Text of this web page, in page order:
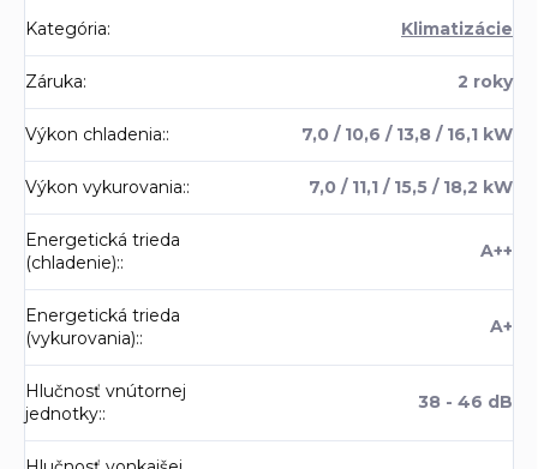
Kategória: Klimatizácie
Záruka: 2 roky
Výkon chladenia:: 7,0 / 10,6 / 13,8 / 16,1 kW
Výkon vykurovania:: 7,0 / 11,1 / 15,5 / 18,2 kW
Energetická trieda
(chladenie)::
A++
Energetická trieda
(vykurovania)::
A+
Hlučnosť vnútornej
jednotky::
38 - 46 dB